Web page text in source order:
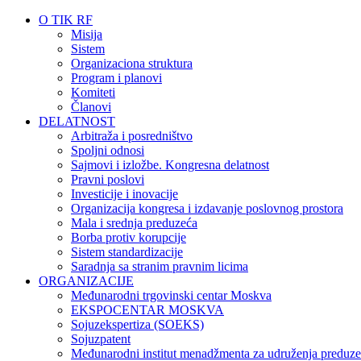
O TIK RF
Misija
Sistem
Organizaciona struktura
Program i planovi
Komiteti
Članovi
DELATNOST
Arbitraža i posredništvo
Spoljni odnosi
Sajmovi i izložbe. Kongresna delatnost
Pravni poslovi
Investicije i inovacije
Organizacija kongresa i izdavanje poslovnog prostora
Mala i srednja preduzeća
Borba protiv korupcije
Sistem standardizacije
Saradnja sa stranim pravnim licima
ORGANIZACIJE
Međunarodni trgovinski centar Moskva
EKSPOCENTAR MOSKVA
Sojuzekspertiza (SOEKS)
Sojuzpatent
Međunarodni institut menadžmenta za udruženja